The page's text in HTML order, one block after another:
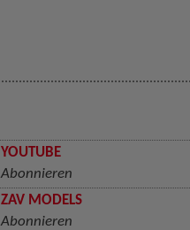
YOUTUBE
Abonnieren
ZAV MODELS
Abonnieren